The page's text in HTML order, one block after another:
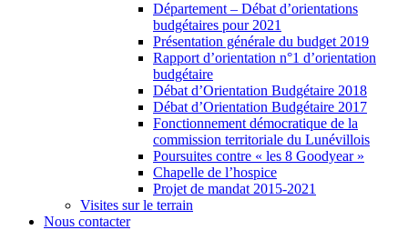
Département – Débat d’orientations
budgétaires pour 2021
Présentation générale du budget 2019
Rapport d’orientation n°1 d’orientation
budgétaire
Débat d’Orientation Budgétaire 2018
Débat d’Orientation Budgétaire 2017
Fonctionnement démocratique de la
commission territoriale du Lunévillois
Poursuites contre « les 8 Goodyear »
Chapelle de l’hospice
Projet de mandat 2015-2021
Visites sur le terrain
Nous contacter